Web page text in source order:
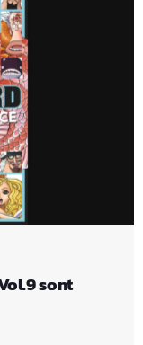
sont